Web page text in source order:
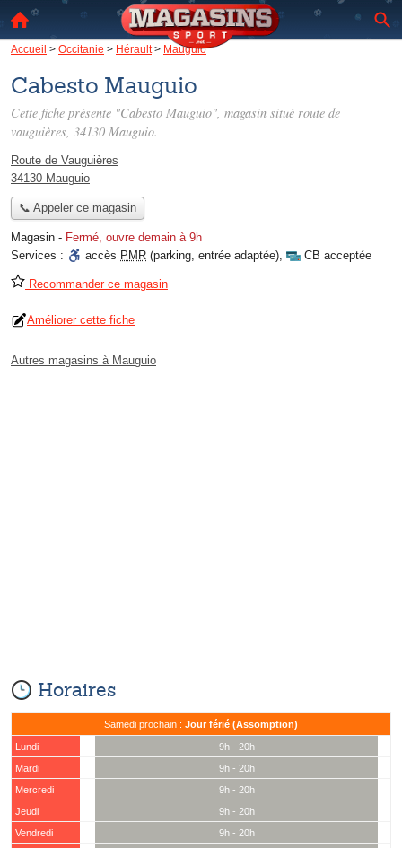
Accueil > Occitanie > Hérault> Mauguio
Cabesto Mauguio
Cette fiche présente "Cabesto Mauguio", magasin situé route de
vauguières, 34130 Mauguio.
Route de Vauguières
34130 Mauguio
📞 Appeler ce magasin
Magasin - Fermé, ouvre demain à 9h
Services :
accès PMR (parking, entrée adaptée), CB acceptée
Recommander ce magasin
Améliorer cette fiche
Autres magasins à Mauguio
Horaires
Samedi prochain : Jour férié (Assomption)
Lundi
9h - 20h
Mardi
9h - 20h
Mercredi
9h - 20h
Jeudi
9h - 20h
Vendredi
9h - 20h